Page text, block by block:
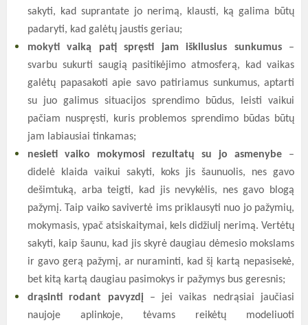
sakyti, kad suprantate jo nerimą, klausti, ką galima būtų
padaryti, kad galėtų jaustis geriau;
mokyti vaiką patį spręsti jam iškilusius sunkumus–
svarbu sukurti saugią pasitikėjimo atmosferą, kad vaikas
galėtų papasakoti apie savo patiriamus sunkumus, aptarti
su juo galimus situacijos sprendimo būdus, leisti vaikui
pačiam nuspręsti, kuris problemos sprendimo būdas būtų
jam labiausiai tinkamas;
nesieti vaiko mokymosi rezultatų su jo asmenybe –
didelė klaida vaikui sakyti, koks jis šaunuolis, nes gavo
dešimtuką, arba teigti, kad jis nevykėlis, nes gavo blogą
pažymį. Taip vaiko savivertė ims priklausyti nuo jo pažymių,
mokymasis, ypač atsiskaitymai, kels didžiulį nerimą. Vertėtų
sakyti, kaip šaunu, kad jis skyrė daugiau dėmesio mokslams
ir gavo gerą pažymį, ar nuraminti, kad šį kartą nepasisekė,
bet kitą kartą daugiau pasimokys ir pažymys bus geresnis;
drąsinti rodant pavyzdį– jei vaikas nedrąsiai jaučiasi
naujoje aplinkoje, tėvams reikėtų modeliuoti